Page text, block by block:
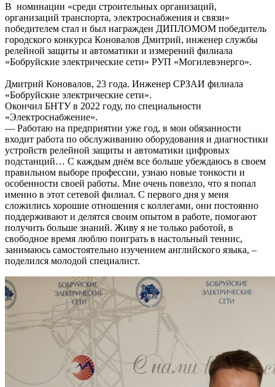
В номинации «среди строительных организаций,
организаций транспорта, электроснабжения и связи»
победителем стал и был награжден ДИПЛОМОМ победитель
городского конкурса Коновалов Дмитрий, инженер службы
релейной защиты и автоматики и измерений филиала
«Бобруйские электрические сети» РУП «Могилевэнерго».
Дмитрий Коновалов, 23 года. Инженер СРЗАИ филиала
«Бобруйские электрические сети».
Окончил БНТУ в 2022 году, по специальности
«Электроснабжение».
— Работаю на предприятии уже год, в мои обязанности
входит работа по обслуживанию оборудования и диагностики
устройств релейной защиты и автоматики цифровых
подстанций… С каждым днём все больше убеждаюсь в своем
правильном выборе профессии, узнаю новые тонкости и
особенности своей работы. Мне очень повезло, что я попал
именно в этот сетевой филиал. С первого дня у меня
сложились хорошие отношения с коллегами, они постоянно
поддерживают и делятся своим опытом в работе, помогают
получить больше знаний. Живу я не только работой, в
свободное время люблю поиграть в настольный теннис,
занимаюсь самостоятельно изучением английского языка, –
поделился молодой специалист.